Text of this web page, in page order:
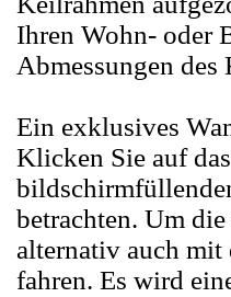
Ihren Wohn- oder
Abmessungen
Ein exklusives
Klicken Sie auf
betrachten. Um
alternativ auch
fahren. Es wird